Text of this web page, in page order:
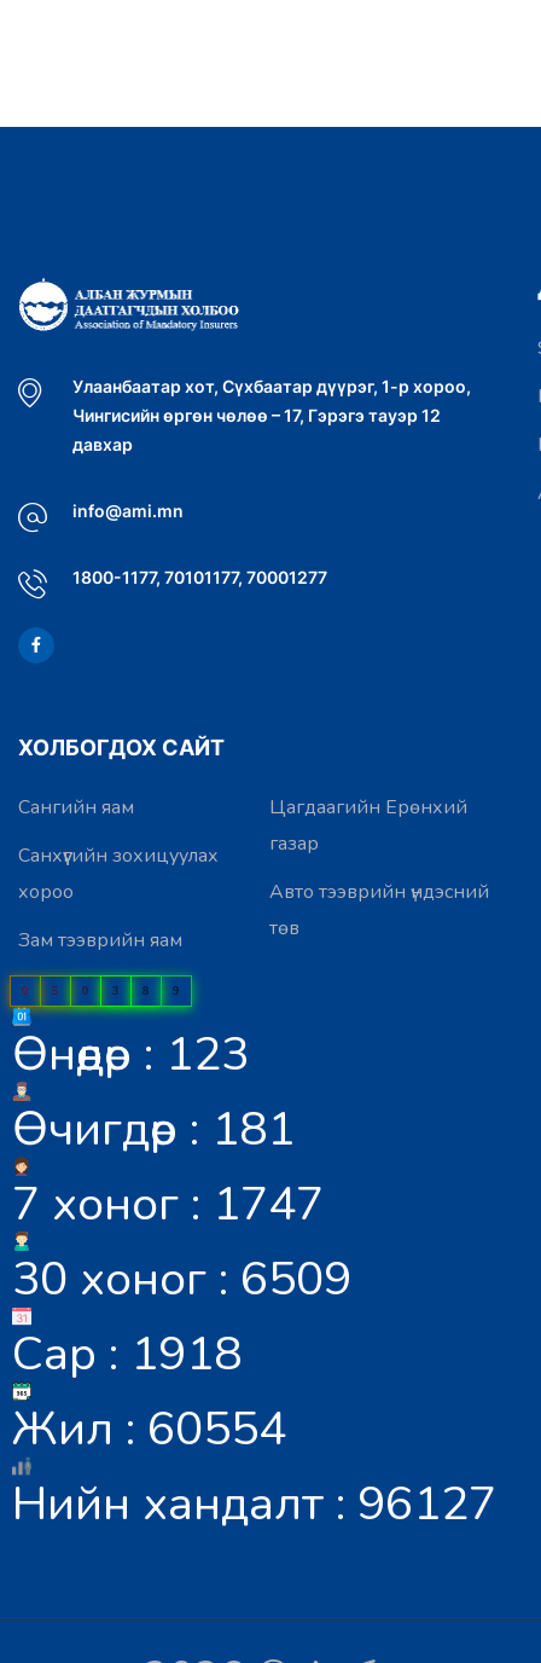
Улаанбаатар хот, Сүхбаатар дүүрэг, 1-р хороо,
Чингисийн өргөн чөлөө – 17, Гэрэгэ тауэр 12
давхар
info@ami.mn
1800-1177, 70101177, 70001277
ХОЛБОГДОХ САЙТ
Сангийн яам
Санхүүгийн зохицуулах
хороо
Зам тээврийн яам
Цагдаагийн Ерөнхий
газар
Авто тээврийн үндэсний
төв
0 5 0 3 8 9
Өнөөдөр : 123
Өчигдөр : 181
7 хоног : 1747
30 хоног : 6509
Сар : 1918
Жил : 60554
Нийн хандалт : 96127